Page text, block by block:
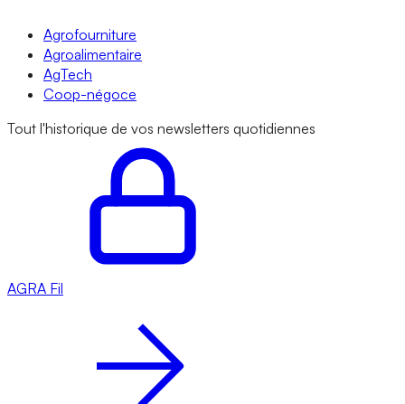
Agrofourniture
Agroalimentaire
AgTech
Coop-négoce
Tout l'historique de vos newsletters quotidiennes
AGRA Fil